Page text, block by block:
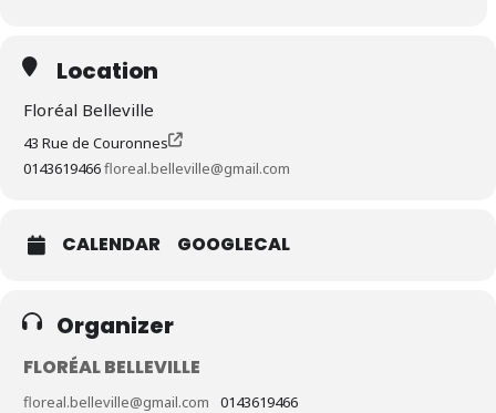
Location
Floréal Belleville
43 Rue de Couronnes
0143619466floreal.belleville@gmail.com
CALENDAR GOOGLECAL
Organizer
FLORÉAL BELLEVILLE
floreal.belleville@gmail.com 0143619466